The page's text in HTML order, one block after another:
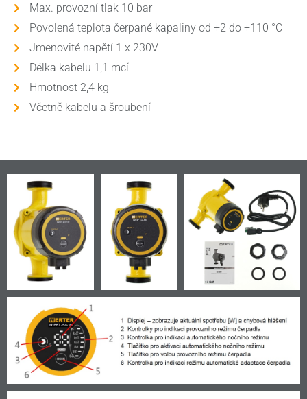
Max. provozní tlak 10 bar
Povolená teplota čerpané kapaliny od +2 do +110 °C
Jmenovité napětí 1 x 230V
Délka kabelu 1,1 mcí
Hmotnost 2,4 kg
Včetně kabelu a šroubení